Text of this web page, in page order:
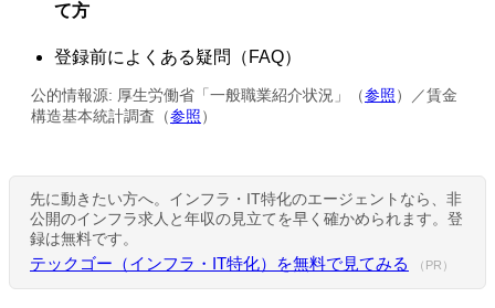
て方
登録前によくある疑問（FAQ）
公的情報源: 厚生労働省「一般職業紹介状況」（参照）／賃金
構造基本統計調査（参照）
先に動きたい方へ。インフラ・IT特化のエージェントなら、非
公開のインフラ求人と年収の見立てを早く確かめられます。登
録は無料です。
テックゴー（インフラ・IT特化）を無料で見てみる （PR）